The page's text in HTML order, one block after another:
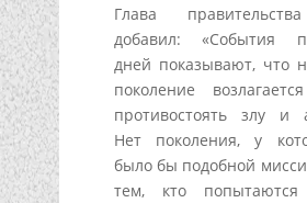
Глава
добавил: «События
дней показывают, что
поколение
противостоять злу и
Нет поколения, у
было бы подобной
тем, кто